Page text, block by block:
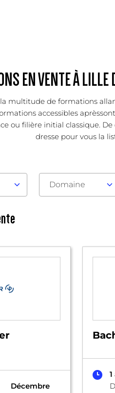
EN VENTE À
multitude de formations
accessibles
ou filière initial classique.
dresse pour vous la
Domaine
Décembre